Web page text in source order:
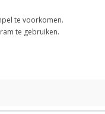
te voorkomen.
te gebruiken.